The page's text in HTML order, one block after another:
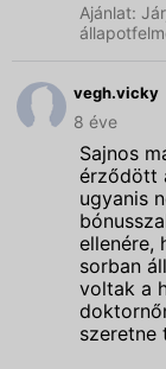
Ajánlat:
vegh.vicky
8 éve
Sajnos
érződött
ugyanis
ellenére,
sorban
voltak a
szeretne